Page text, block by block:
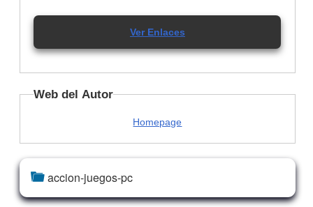
Ver Enlaces
Web del Autor
Homepage
accion-juegos-pc